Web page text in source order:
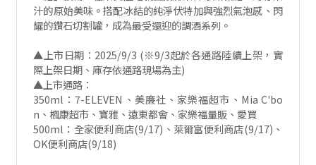
汁的原始美味。搭配冰結的純淨伏特加與強烈氣泡感、閃
耀的鑽石切割罐，成為最受還迎的調酒系列。
▲上市日期：2025/9/3 (※9/3起於各通路陸續上架，實
際上架日期、庫存依通路現場為主)
▲上市通路：
350ml：7-ELEVEN、美廉社、家樂福超市、Mia C'bo
n、楓康超市、寶雅、遠東都會、家樂福量販、愛買
500ml：全家便利商店(9/17)、萊爾富便利商店(9/17)、
OK便利商店(9/18)